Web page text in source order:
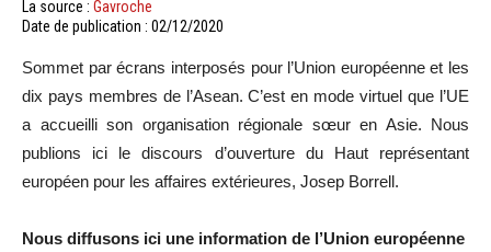
La source : Gavroche
Date de publication : 02/12/2020
Sommet par écrans interposés pour l’Union européenne et les
dix pays membres de l’Asean. C’est en mode virtuel que l’UE
a accueilli son organisation régionale sœur en Asie. Nous
publions ici le discours d’ouverture du Haut représentant
européen pour les affaires extérieures, Josep Borrell.
Nous diffusons ici une information de l’Union européenne